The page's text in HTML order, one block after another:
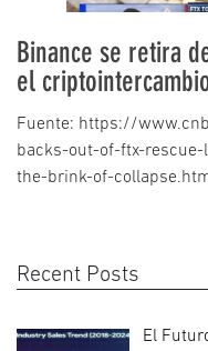
Binance se retira
el
Fuente: https://
backs-out-of-ftx-
the-brink-of-
Recent Posts
El